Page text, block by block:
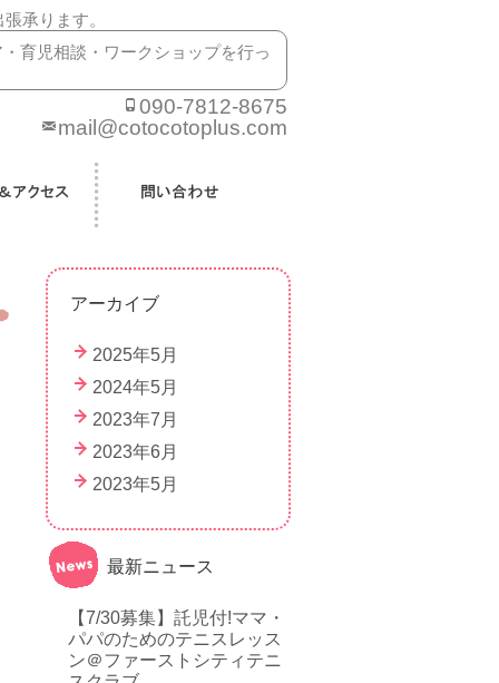
張承ります。
育児相談・ワークショップを行っ
090-7812-8675
mail@cotocotoplus.com
アーカイブ
2025年5月
2024年5月
2023年7月
2023年6月
2023年5月
最新ニュース
【7/30募集】託児付!ママ・
パパのためのテニスレッス
ン＠ファーストシティテニ